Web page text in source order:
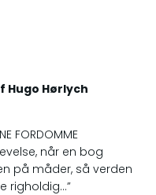
Hugo Hørlych
FORDOMME
når en bog
på måder, så verden
righoldig…”